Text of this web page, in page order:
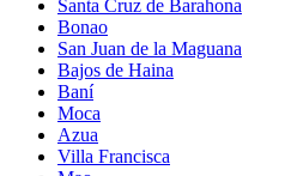
Santa Cruz de Barahona
Bonao
San Juan de la Maguana
Bajos de Haina
Baní
Moca
Azua
Villa Francisca